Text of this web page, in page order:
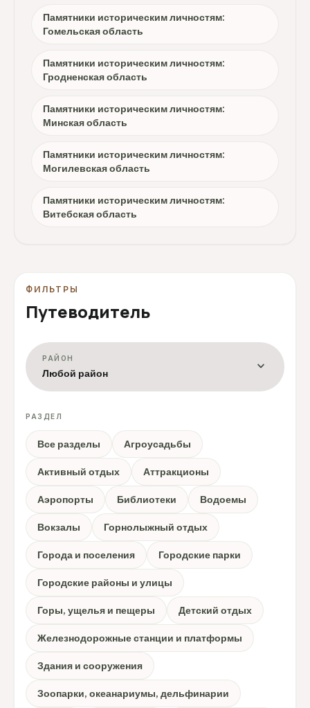
Памятники историческим личностям:
Гомельская область
Памятники историческим личностям:
Гродненская область
Памятники историческим личностям:
Минская область
Памятники историческим личностям:
Могилевская область
Памятники историческим личностям:
Витебская область
ФИЛЬТРЫ
Путеводитель
РАЙОН
Любой район expand_more
РАЗДЕЛ
Все разделы Агроусадьбы
Активный отдых Аттракционы
Аэропорты Библиотеки Водоемы
Вокзалы Горнолыжный отдых
Города и поселения Городские парки
Городские районы и улицы
Горы, ущелья и пещеры Детский отдых
Железнодорожные станции и платформы
Здания и сооружения
Зоопарки, океанариумы, дельфинарии